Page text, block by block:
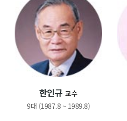
한인규 교수
9대 (1987.8 ~ 1989.8)